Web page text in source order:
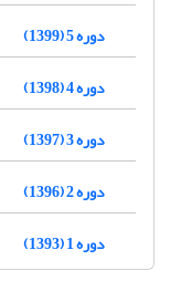
دوره 5 (1399)
دوره 4 (1398)
دوره 3 (1397)
دوره 2 (1396)
دوره 1 (1393)